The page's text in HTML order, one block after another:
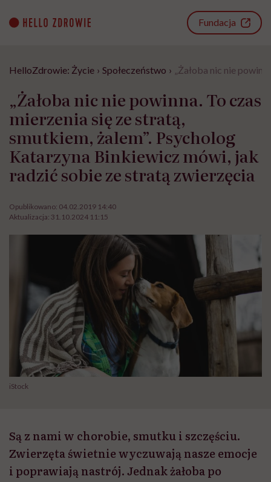
content
Fundacja
HelloZdrowie: Życie › Społeczeństwo › „Żałoba nic nie
„Żałoba nic nie powinna. To czas
mierzenia się ze stratą,
smutkiem, żalem”. Psycholog
Katarzyna Binkiewicz mówi, jak
radzić sobie ze stratą zwierzęcia
Opublikowano: 04.02.2019 14:40
Aktualizacja: 31.10.2024 11:15
iStock
Są z nami w chorobie, smutku i szczęściu.
Zwierzęta świetnie wyczuwają nasze emocje
i poprawiają nastrój. Jednak żałoba po